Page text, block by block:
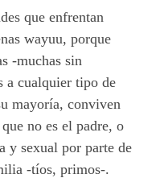
que enfrentan
wayuu, porque
-muchas sin
a cualquier tipo de
mayoría, conviven
no es el padre, o
y sexual por parte de
-tíos, primos-.